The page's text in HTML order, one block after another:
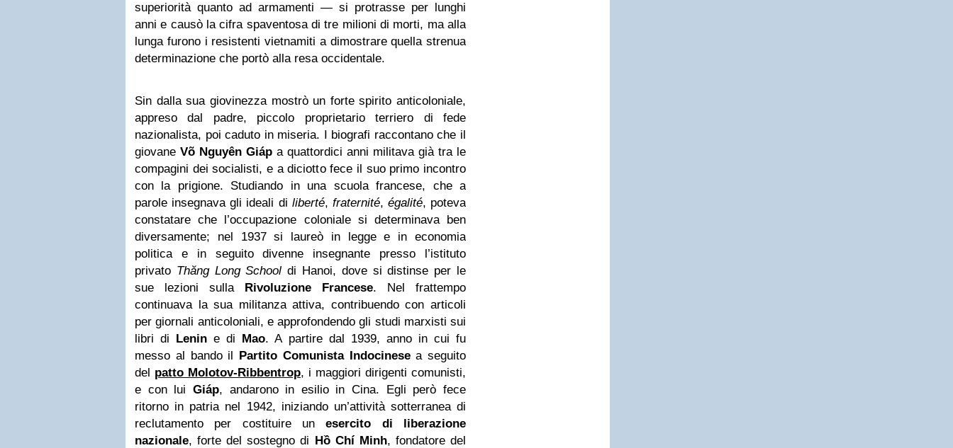
superiorità quanto ad armamenti — si protrasse per lunghi
anni e causò la cifra spaventosa di tre milioni di morti, ma alla
lunga furono i resistenti vietnamiti a dimostrare quella strenua
determinazione che portò alla resa occidentale.
Sin dalla sua giovinezza mostrò un forte spirito anticoloniale,
appreso dal padre, piccolo proprietario terriero di fede
nazionalista, poi caduto in miseria. I biografi raccontano che il
giovane Võ Nguyên Giáp a quattordici anni militava già tra le
compagini dei socialisti, e a diciotto fece il suo primo incontro
con la prigione. Studiando in una scuola francese, che a
parole insegnava gli ideali di liberté, fraternité, égalité, poteva
constatare che l’occupazione coloniale si determinava ben
diversamente; nel 1937 si laureò in legge e in economia
politica e in seguito divenne insegnante presso l’istituto
privato Thăng Long School di Hanoi, dove si distinse per le
sue lezioni sulla Rivoluzione Francese. Nel frattempo
continuava la sua militanza attiva, contribuendo con articoli
per giornali anticoloniali, e approfondendo gli studi marxisti sui
libri di Lenin e di Mao. A partire dal 1939, anno in cui fu
messo al bando il Partito Comunista Indocinesea seguito
del patto Molotov-Ribbentrop, i maggiori dirigenti comunisti,
e con lui Giáp, andarono in esilio in Cina. Egli però fece
ritorno in patria nel 1942, iniziando un’attività sotterranea di
reclutamento per costituire unesercito di liberazione
nazionale, forte del sostegno di Hồ Chí Minh, fondatore del